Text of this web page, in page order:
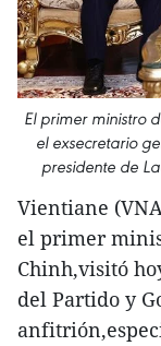
El primer ministro
el exsecretario
presidente de
Vientiane
el primer
Chinh,visitó
del Partido y